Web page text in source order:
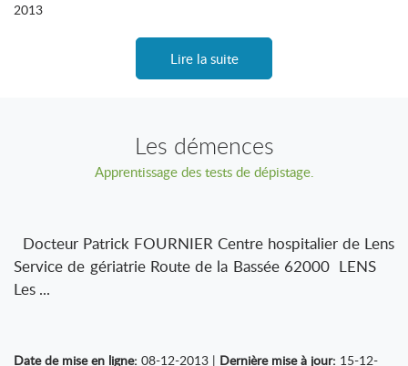
2013
Lire la suite
Les démences
Apprentissage des tests de dépistage.
Docteur Patrick FOURNIER Centre hospitalier de Lens
Service de gériatrie Route de la Bassée 62000 LENS
Les ...
Date de mise en ligne: 08-12-2013 | Dernière mise à jour: 15-12-